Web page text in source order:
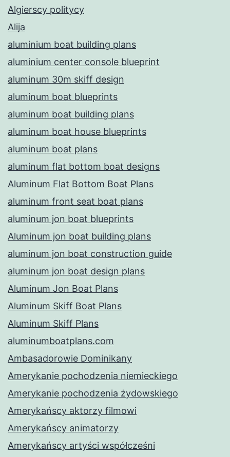
Algierscy politycy
Alija
aluminium boat building plans
aluminium center console blueprint
aluminum 30m skiff design
aluminum boat blueprints
aluminum boat building plans
aluminum boat house blueprints
aluminum boat plans
aluminum flat bottom boat designs
Aluminum Flat Bottom Boat Plans
aluminum front seat boat plans
aluminum jon boat blueprints
Aluminum jon boat building plans
aluminum jon boat construction guide
aluminum jon boat design plans
Aluminum Jon Boat Plans
Aluminum Skiff Boat Plans
Aluminum Skiff Plans
aluminumboatplans.com
Ambasadorowie Dominikany
Amerykanie pochodzenia niemieckiego
Amerykanie pochodzenia żydowskiego
Amerykańscy aktorzy filmowi
Amerykańscy animatorzy
Amerykańscy artyści współcześni